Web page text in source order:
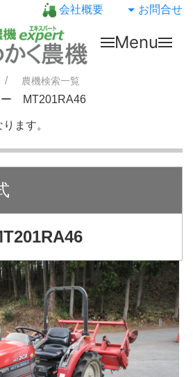
会社概要 お問合せ
Menu
農機検索一覧
MT201RA46
ます。